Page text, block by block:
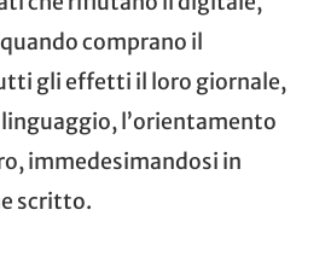
comprano il
gli effetti il loro giornale,
l’orientamento
immedesimandosi in
scritto.